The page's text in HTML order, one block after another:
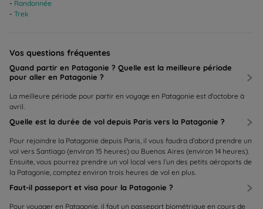
Randonnée
Trek
Vos questions fréquentes
Quand partir en Patagonie ? Quelle est la meilleure période
pour aller en Patagonie ?
La meilleure période pour partir en voyage en Patagonie est d'octobre à
avril.
Quelle est la durée de vol depuis Paris vers la Patagonie ?
Pour rejoindre la Patagonie depuis Paris, il vous faudra d’abord prendre un
vol vers Santiago (environ 15 heures) ou Buenos Aires (environ 14 heures).
Ensuite, vous pourrez prendre un vol local vers l’un des petits aéroports de
la Patagonie, comptez environ trois heures de vol en plus.
Faut-il passeport et visa pour la Patagonie ?
Pour voyager en Patagonie, il faut un passeport biométrique en cours de